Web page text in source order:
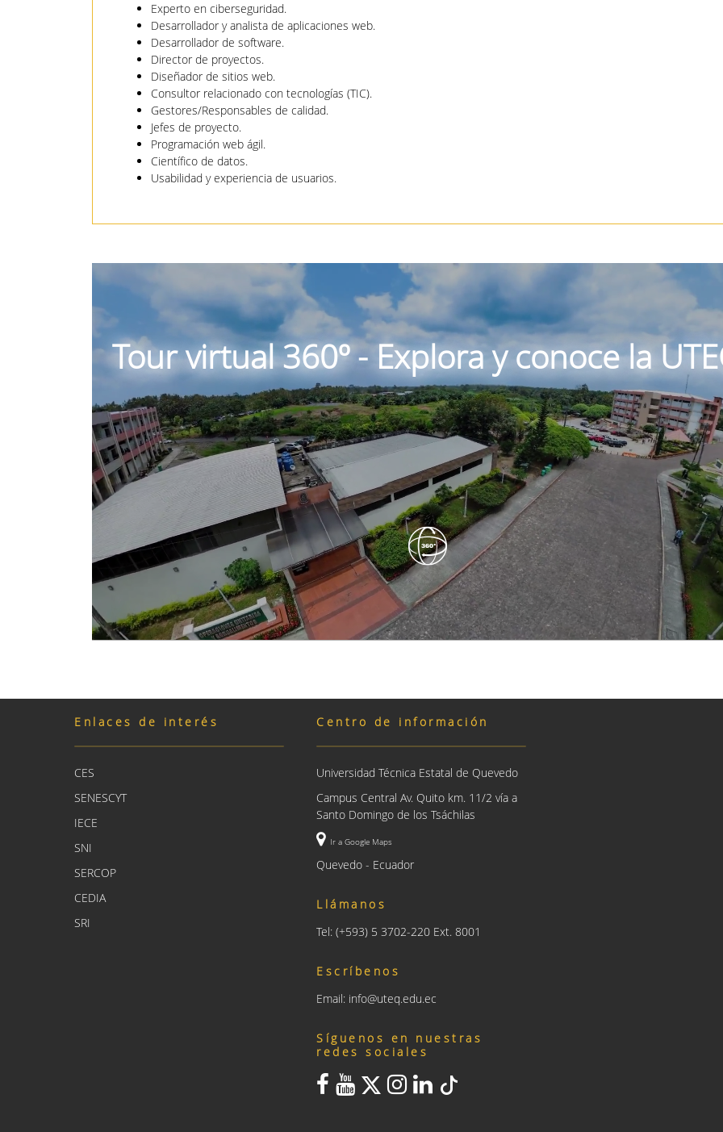
Experto en ciberseguridad.
Desarrollador y analista de aplicaciones web.
Desarrollador de software.
Director de proyectos.
Diseñador de sitios web.
Consultor relacionado con tecnologías (TIC).
Gestores/Responsables de calidad.
Jefes de proyecto.
Programación web ágil.
Científico de datos.
Usabilidad y experiencia de usuarios.
Tour virtual 360º - Explora y conoce la
Enlaces de interés
CES
SENESCYT
IECE
SNI
SERCOP
CEDIA
SRI
Centro de información
Universidad Técnica Estatal de Quevedo
Campus Central Av. Quito km. 11/2 vía a
Santo Domingo de los Tsáchilas
Ir a Google Maps
Quevedo - Ecuador
Llámanos
Tel: (+593) 5 3702-220 Ext. 8001
Escríbenos
Email: info@uteq.edu.ec
Síguenos en nuestras
redes sociales